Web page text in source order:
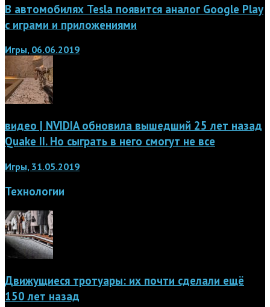
В автомобилях Tesla появится аналог Google Play
с играми и приложениями
Игры, 06.06.2019
видео | NVIDIA обновила вышедший 25 лет назад
Quake II. Но сыграть в него смогут не все
Игры, 31.05.2019
Технологии
Движущиеся тротуары: их почти сделали ещё
150 лет назад